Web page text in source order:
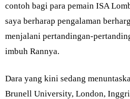
contoh bagi para pemain ISA
saya berharap pengalaman
menjalani pertandingan-
imbuh Rannya.
Dara yang kini sedang
Brunell University, London,